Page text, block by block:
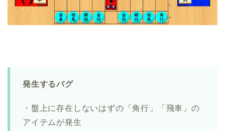
発生するバグ
・盤上に存在しないはずの「角行」「飛車」の
アイテムが発生